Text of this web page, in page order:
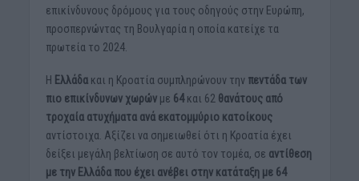
επικίνδυνους δρόμους για τους οδηγούς στην Ευρώπη,
προσπερνώντας τη Βουλγαρία η οποία κατείχε τα
πρωτεία το 2024.
Η Ελλάδακαι η Κροατία συμπληρώνουν την πεντάδα των
πιο επικίνδυνων χωρώνμε 64και 62 θανάτους από
τροχαία ατυχήματα ανά εκατομμύριο κατοίκους
αντίστοιχα. Αξίζει να σημειωθεί ότι η Κροατία έχει
δείξει μεγάλη βελτίωση σε αυτό τον τομέα, σε αντίθεση
με την Ελλάδα που έχει ανέβει στην κατάταξη με 64